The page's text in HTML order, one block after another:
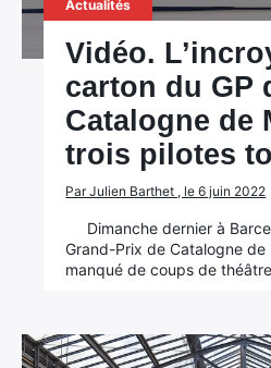
Actualités
Vidéo.
carton du GP
Catalogne de
trois pilotes
Par Julien Barthet , le 6 juin 2022
Dimanche dernier à
Grand-Prix de Catalogne de
manqué de coups de